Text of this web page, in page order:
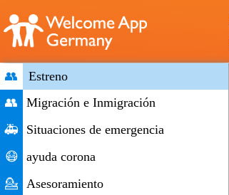
👥
Estreno
👥
Migración e Inmigración
🚑 Situaciones de emergencia
😷 ayuda corona
💁 Asesoramiento